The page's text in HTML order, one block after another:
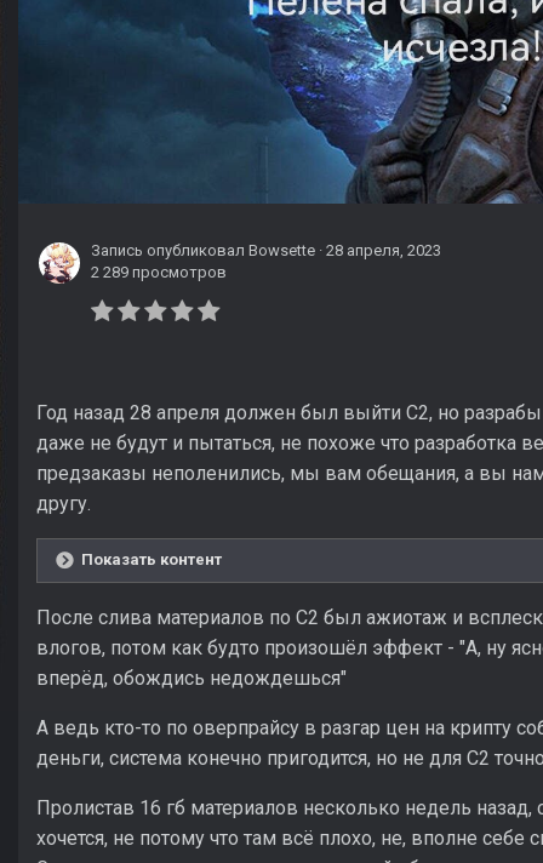
Запись опубликовал Bowsette · 28 апреля, 2023
2 289 просмотров
Год назад 28 апреля должен был выйти С2, но
даже не будут и пытаться, не похоже что разработка
предзаказы неполенились, мы вам обещания, а вы
другу.
Показать контент
После слива материалов по С2 был ажиотаж и
влогов, потом как будто произошёл эффект - "А, ну
вперёд, обождись недождешься"
А ведь кто-то по оверпрайсу в разгар цен на крипту
деньги, система конечно пригодится, но не для С2
Пролистав 16 гб материалов несколько недель
хочется, не потому что там всё плохо, не, вполне себе